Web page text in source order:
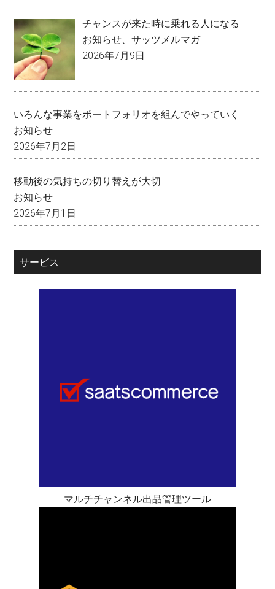
チャンスが来た時に乗れる人になる
お知らせ、サッツメルマガ
2026年7月9日
いろんな事業をポートフォリオを組んでやっていく
お知らせ
2026年7月2日
移動後の気持ちの切り替えが大切
お知らせ
2026年7月1日
サービス
マルチチャンネル出品管理ツール